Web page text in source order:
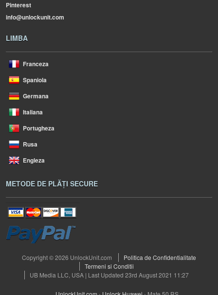
Pinterest
info@unlockunit.com
LIMBA
Franceza
Spaniola
Germana
Italiana
Portugheza
Rusa
Engleza
METODE DE PLĂȚI SECURE
Copyright © 2026 UnlockUnit.com
Politica de Confidentialitate
Termeni si Conditii
UB Media LLC, USA | Last Updated 23rd August 2021 11:27